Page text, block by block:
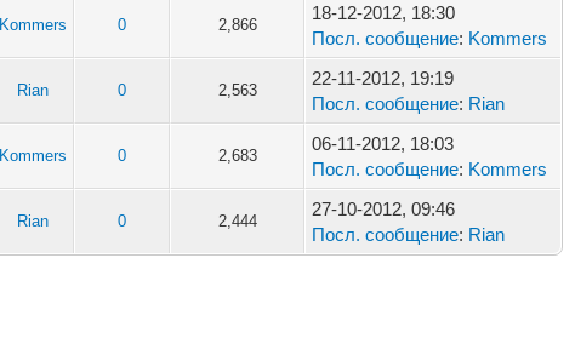
Kommers 0 2,866
18-12-2012, 18:30
Посл. сообщение: Kommers
Rian 0 2,563
22-11-2012, 19:19
Посл. сообщение: Rian
Kommers 0 2,683
06-11-2012, 18:03
Посл. сообщение: Kommers
Rian 0 2,444
27-10-2012, 09:46
Посл. сообщение: Rian